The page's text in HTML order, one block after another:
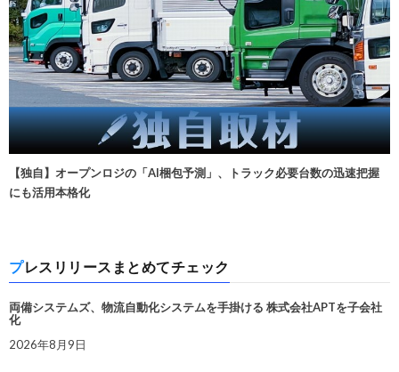
【独自】オープンロジの「AI梱包予測」、トラック必要台数の迅速把握
にも活用本格化
プレスリリースまとめてチェック
両備システムズ、物流自動化システムを手掛ける 株式会社APTを子会社
化
2026年8月9日